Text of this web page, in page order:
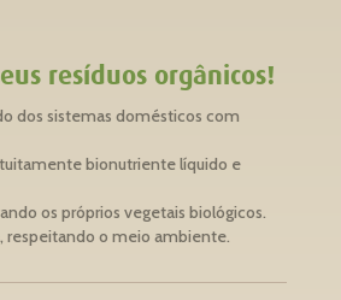
resíduos orgânicos!
dos sistemas domésticos com
bionutriente líquido e
os próprios vegetais biológicos.
respeitando o meio ambiente.